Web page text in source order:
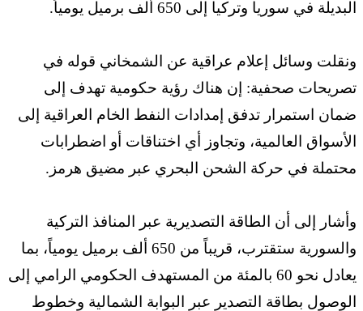
البديلة في سوريا وتركيا إلى 650 ألف برميل يومياً‎.‎
ونقلت وسائل إعلام عراقية عن الشمخاني قوله في
تصريحات صحفية: إن ‏هناك رؤية حكومية تهدف إلى
ضمان استمرار تدفق إمدادات النفط الخام ‏العراقية إلى
الأسواق العالمية، وتجاوز أي اختناقات أو اضطرابات
محتملة ‏في حركة الشحن البحري عبر مضيق هرمز‎.‎
وأشار إلى أن الطاقة التصديرية عبر المنافذ التركية
والسورية ستقترب، قريباً ‏من 650 ألف برميل يومياً، بما
يعادل نحو 60 بالمئة من المستهدف ‏الحكومي الرامي إلى
الوصول بطاقة التصدير عبر البوابة الشمالية وخطوط